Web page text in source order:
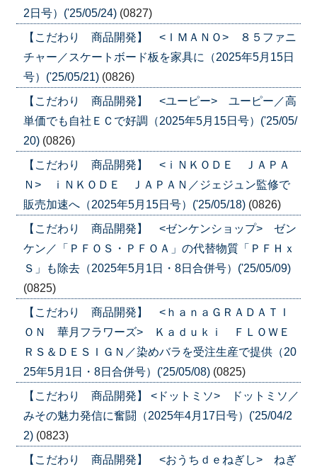
2日号）('25/05/24) (0827)
【こだわり 商品開発】 <ＩＭＡＮＯ> ８５ファニ
チャー／スケートボード板を家具に（2025年5月15日
号）('25/05/21) (0826)
【こだわり 商品開発】 <ユーピー> ユーピー／高
単価でも自社ＥＣで好調（2025年5月15日号）('25/05/
20) (0826)
【こだわり 商品開発】 <ｉＮＫＯＤＥ ＪＡＰＡ
Ｎ> ｉＮＫＯＤＥ ＪＡＰＡＮ／ジェジュン監修で
販売加速へ（2025年5月15日号）('25/05/18) (0826)
【こだわり 商品開発】 <ゼンケンショップ> ゼン
ケン／「ＰＦＯＳ・ＰＦＯＡ」の代替物質「ＰＦＨｘ
Ｓ」も除去（2025年5月1日・8日合併号）('25/05/09)
(0825)
【こだわり 商品開発】 <ｈａｎａＧＲＡＤＡＴＩ
ＯＮ 華月フラワーズ> Ｋａｄｕｋｉ ＦＬＯＷＥ
ＲＳ＆ＤＥＳＩＧＮ／染めバラを受注生産で提供（20
25年5月1日・8日合併号）('25/05/08) (0825)
【こだわり 商品開発】 <ドットミソ> ドットミソ／
みその魅力発信に奮闘（2025年4月17日号）('25/04/2
2) (0823)
【こだわり 商品開発】 <おうちｄｅねぎし> ねぎ